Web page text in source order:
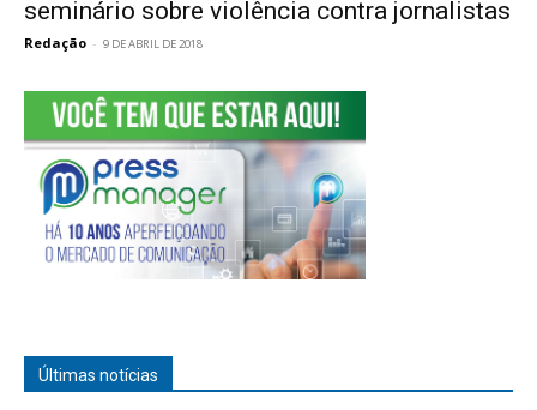
seminário sobre violência contra jornalistas
Redação - 9 DE ABRIL DE 2018
Últimas notícias